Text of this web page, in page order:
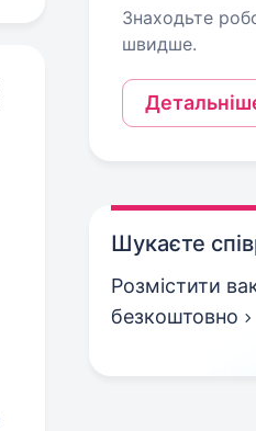
Знаходьте
швидше.
Шукаєте
Розмістити
безкоштовно